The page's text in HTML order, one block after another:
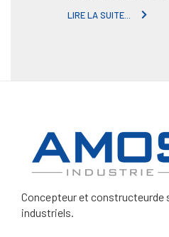
LIRE LA SUITE...
Concepteur et constructeurde
industriels.